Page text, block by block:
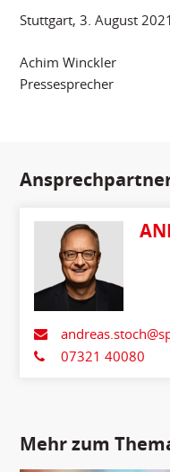
Stuttgart, 3. August 2021
Achim Winckler
Pressesprecher
07321 40080
Mehr zum